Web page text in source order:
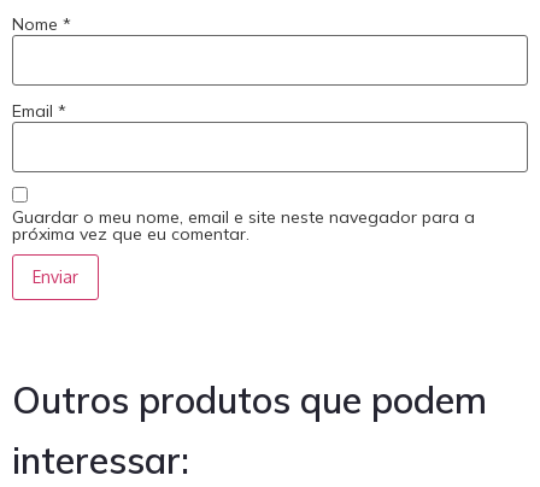
Nome *
Email *
Guardar o meu nome, email e site neste navegador para a
próxima vez que eu comentar.
Outros produtos que podem
interessar: